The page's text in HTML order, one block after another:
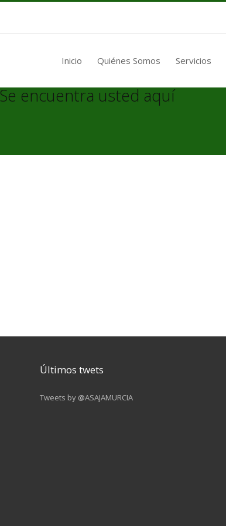
Inicio Quiénes Somos Servicios
Se encuentra usted aquí
Últimos twets
Tweets by @ASAJAMURCIA